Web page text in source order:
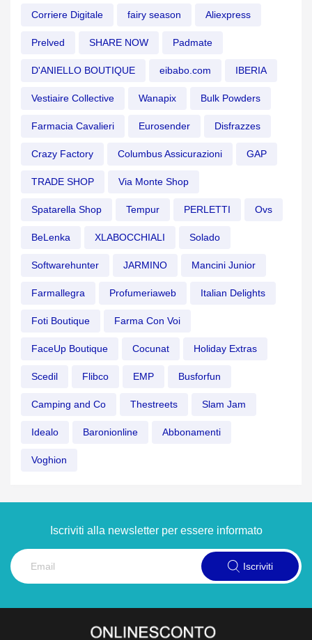
Corriere Digitale fairy season Aliexpress
Prelved SHARE NOW Padmate
D'ANIELLO BOUTIQUE eibabo.com IBERIA
Vestiaire Collective Wanapix Bulk Powders
Farmacia Cavalieri Eurosender Disfrazzes
Crazy Factory Columbus Assicurazioni GAP
TRADE SHOP Via Monte Shop
Spatarella Shop Tempur PERLETTI Ovs
BeLenka XLABOCCHIALI Solado
Softwarehunter JARMINO Mancini Junior
Farmallegra Profumeriaweb Italian Delights
Foti Boutique Farma Con Voi
FaceUp Boutique Cocunat Holiday Extras
Scedil Flibco EMP Busforfun
Camping and Co Thestreets Slam Jam
Idealo Baronionline Abbonamenti
Voghion
Iscriviti alla newsletter per essere informato
Iscriviti